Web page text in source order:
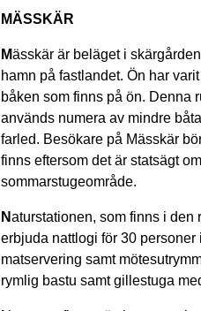
MÄSSKÄR
Mässkär är beläget i
hamn på fastlandet. Ön har
båken som finns på ön. Denna
används numera av mindre
farled. Besökare på Mässkär
finns eftersom det är statsägt
sommarstugeområde.
Naturstationen, som finns i den
erbjuda nattlogi för 30 personer
matservering samt
rymlig bastu samt gillestuga